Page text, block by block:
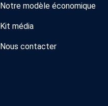
Notre modèle économique
Kit média
Nous contacter